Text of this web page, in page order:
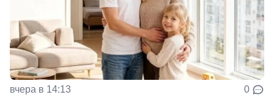
вчера в 14:13 0